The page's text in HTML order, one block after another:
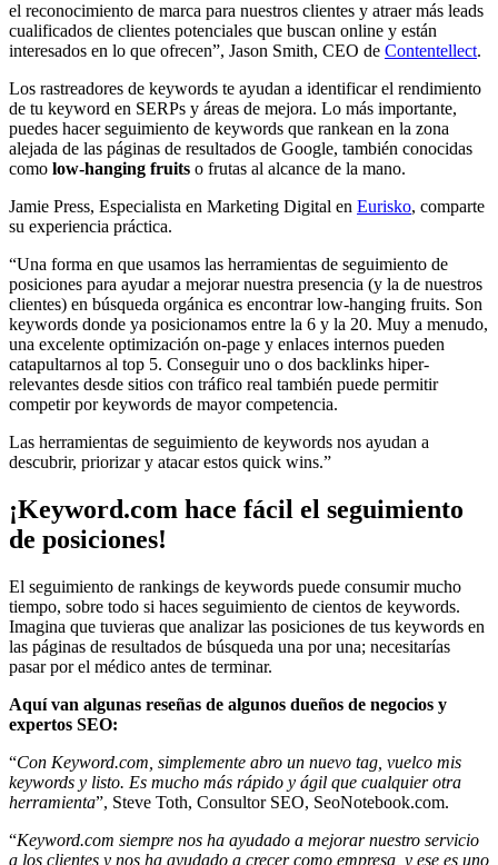
el reconocimiento de marca para nuestros clientes y atraer más leads
cualificados de clientes potenciales que buscan online y están
interesados en lo que ofrecen”, Jason Smith, CEO de Contentellect.
Los rastreadores de keywords te ayudan a identificar el rendimiento
de tu keyword en SERPs y áreas de mejora. Lo más importante,
puedes hacer seguimiento de keywords que rankean en la zona
alejada de las páginas de resultados de Google, también conocidas
como low-hanging fruits o frutas al alcance de la mano.
Jamie Press, Especialista en Marketing Digital en Eurisko, comparte
su experiencia práctica.
“Una forma en que usamos las herramientas de seguimiento de
posiciones para ayudar a mejorar nuestra presencia (y la de nuestros
clientes) en búsqueda orgánica es encontrar low-hanging fruits. Son
keywords donde ya posicionamos entre la 6 y la 20. Muy a menudo,
una excelente optimización on-page y enlaces internos pueden
catapultarnos al top 5. Conseguir uno o dos backlinks hiper-
relevantes desde sitios con tráfico real también puede permitir
competir por keywords de mayor competencia.
Las herramientas de seguimiento de keywords nos ayudan a
descubrir, priorizar y atacar estos quick wins.”
¡Keyword.com hace fácil el seguimiento
de posiciones!
El seguimiento de rankings de keywords puede consumir mucho
tiempo, sobre todo si haces seguimiento de cientos de keywords.
Imagina que tuvieras que analizar las posiciones de tus keywords en
las páginas de resultados de búsqueda una por una; necesitarías
pasar por el médico antes de terminar.
Aquí van algunas reseñas de algunos dueños de negocios y
expertos SEO:
“Con Keyword.com, simplemente abro un nuevo tag, vuelco mis
keywords y listo. Es mucho más rápido y ágil que cualquier otra
herramienta”, Steve Toth, Consultor SEO, SeoNotebook.com.
“Keyword.com siempre nos ha ayudado a mejorar nuestro servicio
a los clientes y nos ha ayudado a crecer como empresa, y ese es uno